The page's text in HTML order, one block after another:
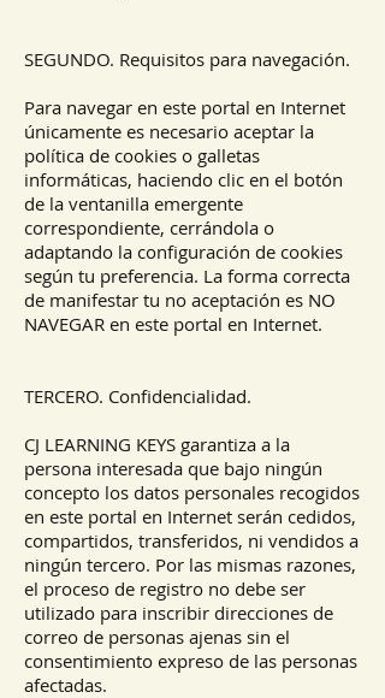
SEGUNDO. Requisitos para navegación.
Para navegar en este portal en Internet
únicamente es necesario aceptar la
política de cookies o galletas
informáticas, haciendo clic en el botón
de la ventanilla emergente
correspondiente, cerrándola o
adaptando la configuración de cookies
según tu preferencia. La forma correcta
de manifestar tu no aceptación es NO
NAVEGAR en este portal en Internet.
TERCERO. Confidencialidad.
CJ LEARNING KEYS garantiza a la
persona interesada que bajo ningún
concepto los datos personales recogidos
en este portal en Internet serán cedidos,
compartidos, transferidos, ni vendidos a
ningún tercero. Por las mismas razones,
el proceso de registro no debe ser
utilizado para inscribir direcciones de
correo de personas ajenas sin el
consentimiento expreso de las personas
afectadas.